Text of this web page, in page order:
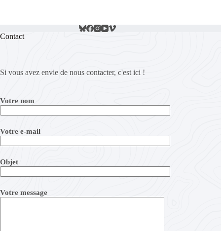
Contact
Si vous avez envie de nous contacter, c'est ici !
Votre nom
Votre e-mail
Objet
Votre message